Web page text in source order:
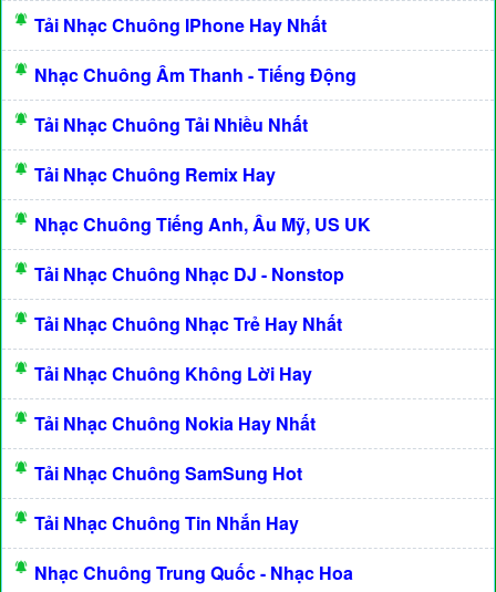
Tải Nhạc Chuông IPhone Hay Nhất
Nhạc Chuông Âm Thanh - Tiếng Động
Tải Nhạc Chuông Tải Nhiều Nhất
Tải Nhạc Chuông Remix Hay
Nhạc Chuông Tiếng Anh, Âu Mỹ, US UK
Tải Nhạc Chuông Nhạc DJ - Nonstop
Tải Nhạc Chuông Nhạc Trẻ Hay Nhất
Tải Nhạc Chuông Không Lời Hay
Tải Nhạc Chuông Nokia Hay Nhất
Tải Nhạc Chuông SamSung Hot
Tải Nhạc Chuông Tin Nhắn Hay
Nhạc Chuông Trung Quốc - Nhạc Hoa